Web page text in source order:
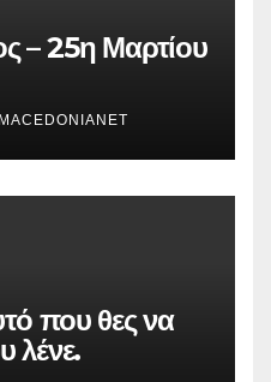
– 25η Μαρτίου
MACEDONIANET
που θες να
λένε.